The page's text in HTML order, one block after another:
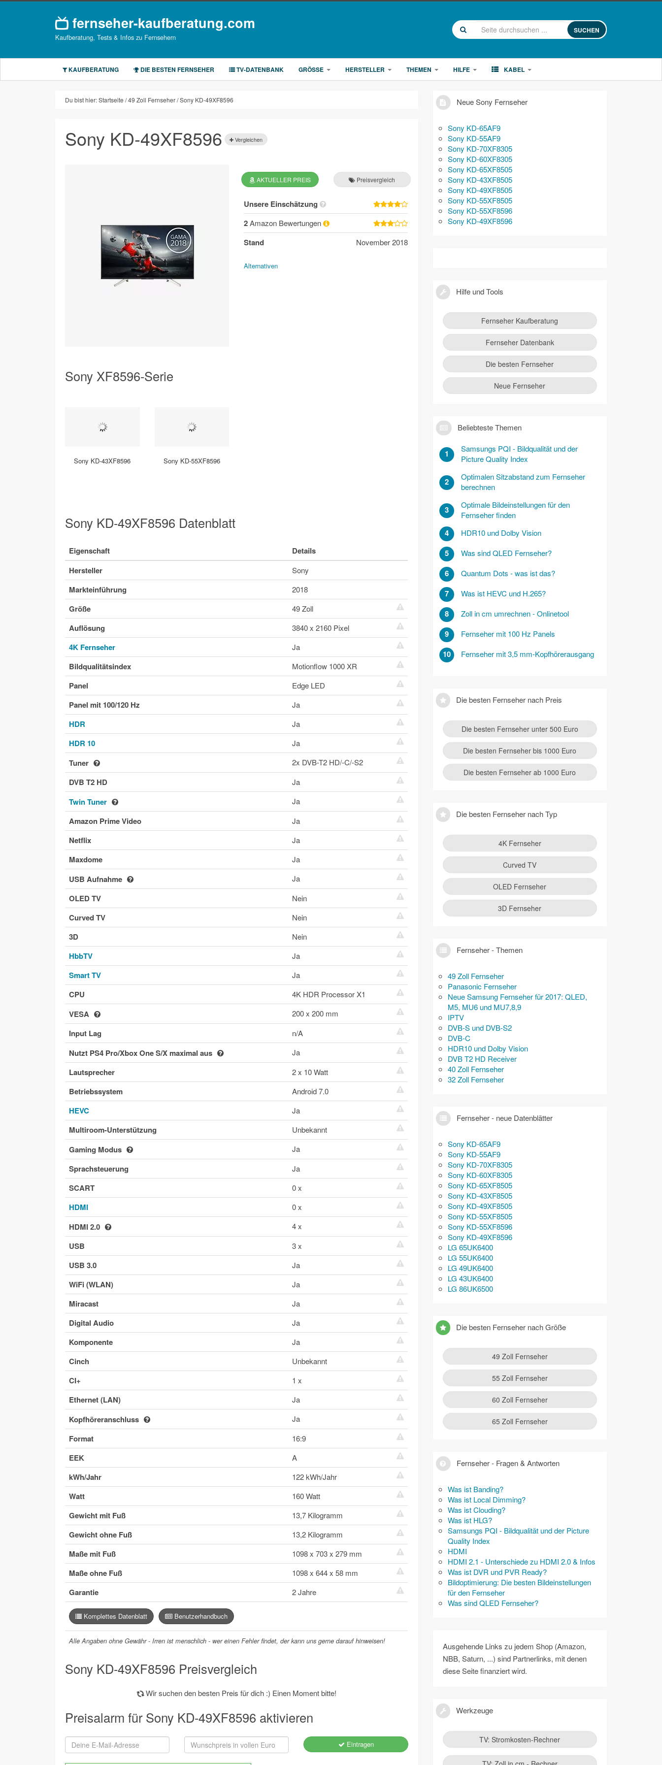
fernseher-kaufberatung.com
Kaufberatung, Tests & Infos zu Fernsehern
SUCHEN
KAUFBERATUNG DIE BESTEN FERNSEHER TV-DATENBANK GRÖSSE HERSTELLER THEMEN HILFE KABEL
Du bist hier:Startseite 49 Zoll Fernseher Sony KD-49XF8596
Sony KD-49XF8596 Vergleichen
AKTUELLER PREIS Preisvergleich
Unsere Einschätzung
2Amazon Bewertungen
Stand November 2018
Alternativen
Sony XF8596-Serie
Sony KD-43XF8596 Sony KD-55XF8596
Sony KD-49XF8596 Datenblatt
Eigenschaft
Details
Hersteller
Sony
Markteinführung 2018
Größe 49 Zoll
Auflösung 3840 x 2160 Pixel
4K Fernseher Ja
Bildqualitätsindex Motionflow 1000 XR
Panel Edge LED
Panel mit 100/120 Hz Ja
HDR Ja
HDR 10 Ja
Tuner 2x DVB-T2 HD/-C/-S2
DVB T2 HD Ja
Twin Tuner Ja
Amazon Prime Video Ja
Netflix Ja
Maxdome Ja
USB Aufnahme Ja
OLED TV Nein
Curved TV Nein
3D Nein
HbbTV Ja
Smart TV Ja
CPU 4K HDR Processor X1
VESA 200 x 200 mm
Input Lag n/A
Nutzt PS4 Pro/Xbox One S/X maximal aus Ja
Lautsprecher 2 x 10 Watt
Betriebssystem Android 7.0
HEVC Ja
Multiroom-Unterstützung Unbekannt
Gaming Modus Ja
Sprachsteuerung Ja
SCART 0 x
HDMI 0 x
HDMI 2.0 4 x
USB 3 x
USB 3.0 Ja
WiFi (WLAN) Ja
Miracast Ja
Digital Audio Ja
Komponente Ja
Cinch Unbekannt
CI+ 1 x
Ethernet (LAN) Ja
Kopfhöreranschluss Ja
Format 16:9
EEK A
kWh/Jahr 122 kWh/Jahr
Watt 160 Watt
Gewicht mit Fuß 13,7 Kilogramm
Gewicht ohne Fuß 13,2 Kilogramm
Maße mit Fuß 1098 x 703 x 279 mm
Maße ohne Fuß 1098 x 644 x 58 mm
Garantie 2 Jahre
Komplettes Datenblatt Benutzerhandbuch
Alle Angaben ohne Gewähr - Irren ist menschlich - wer einen Fehler findet, der kann uns gerne darauf hinweisen!
Sony KD-49XF8596 Preisvergleich
Wir suchen den besten Preis für dich :) Einen Moment bitte!
Preisalarm für Sony KD-49XF8596 aktivieren
Eintragen
Neue Sony Fernseher
Sony KD-65AF9
Sony KD-55AF9
Sony KD-70XF8305
Sony KD-60XF8305
Sony KD-65XF8505
Sony KD-43XF8505
Sony KD-49XF8505
Sony KD-55XF8505
Sony KD-55XF8596
Sony KD-49XF8596
Hilfe und Tools
Fernseher Kaufberatung
Fernseher Datenbank
Die besten Fernseher
Neue Fernseher
Beliebteste Themen
1
Samsungs PQI - Bildqualität und der
Picture Quality Index
2
Optimalen Sitzabstand zum Fernseher
berechnen
3
Optimale Bildeinstellungen für den
Fernseher finden
4 HDR10 und Dolby Vision
5 Was sind QLED Fernseher?
6 Quantum Dots - was ist das?
7 Was ist HEVC und H.265?
8 Zoll in cm umrechnen - Onlinetool
9 Fernseher mit 100 Hz Panels
10 Fernseher mit 3,5 mm-Kopfhörerausgang
Die besten Fernseher nach Preis
Die besten Fernseher unter 500 Euro
Die besten Fernseher bis 1000 Euro
Die besten Fernseher ab 1000 Euro
Die besten Fernseher nach Typ
4K Fernseher
Curved TV
OLED Fernseher
3D Fernseher
Fernseher - Themen
49 Zoll Fernseher
Panasonic Fernseher
Neue Samsung Fernseher für 2017: QLED,
M5, MU6 und MU7,8,9
IPTV
DVB-S und DVB-S2
DVB-C
HDR10 und Dolby Vision
DVB T2 HD Receiver
40 Zoll Fernseher
32 Zoll Fernseher
Fernseher - neue Datenblätter
Sony KD-65AF9
Sony KD-55AF9
Sony KD-70XF8305
Sony KD-60XF8305
Sony KD-65XF8505
Sony KD-43XF8505
Sony KD-49XF8505
Sony KD-55XF8505
Sony KD-55XF8596
Sony KD-49XF8596
LG 65UK6400
LG 55UK6400
LG 49UK6400
LG 43UK6400
LG 86UK6500
Die besten Fernseher nach Größe
49 Zoll Fernseher
55 Zoll Fernseher
60 Zoll Fernseher
65 Zoll Fernseher
Fernseher - Fragen & Antworten
Was ist Banding?
Was ist Local Dimming?
Was ist Clouding?
Was ist HLG?
Samsungs PQI - Bildqualität und der Picture
Quality Index
HDMI
HDMI 2.1 - Unterschiede zu HDMI 2.0 & Infos
Was ist DVR und PVR Ready?
Bildoptimierung: Die besten Bildeinstellungen
für den Fernseher
Was sind QLED Fernseher?
Ausgehende Links zu jedem Shop (Amazon,
NBB, Saturn, ...) sind Partnerlinks, mit denen
diese Seite finanziert wird.
Werkzeuge
TV: Stromkosten-Rechner